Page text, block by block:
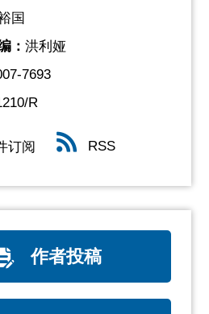
国
： 洪利娅
7693
R
订阅 RSS
作者投稿